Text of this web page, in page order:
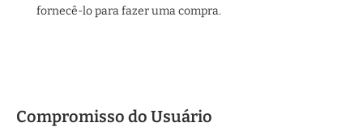
fornecê-lo para fazer uma compra.
Compromisso do Usuário